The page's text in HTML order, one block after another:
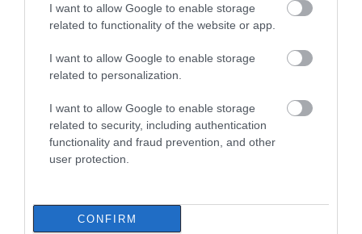
I want to allow Google to enable storage
related to functionality of the website or app.
I want to allow Google to enable storage
related to personalization.
I want to allow Google to enable storage
related to security, including authentication
functionality and fraud prevention, and other
user protection.
CONFIRM
Ο «εφιάλτης» των πνιγμών χτυπά ξανά την
Εύβοια